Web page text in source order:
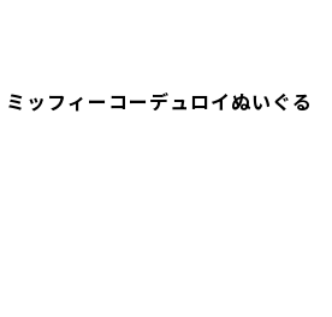
ミッフィーコーデュロイぬいぐる